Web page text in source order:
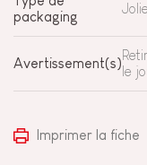
packaging
Avertissement(s)
le
Imprimer la fiche